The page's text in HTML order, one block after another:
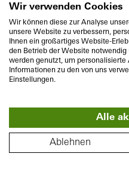
PLANLÖSNING
modern look with
and narrow roll-
Monteringsdjup
Wir verwenden Cookies
Wir können diese zur Analyse
unsere Website zu verbessern,
Ihnen ein großartiges Website-
den Betrieb der Website notwendig
werden genutzt, um
Informationen zu den von uns
Einstellungen.
Alle
Ablehnen